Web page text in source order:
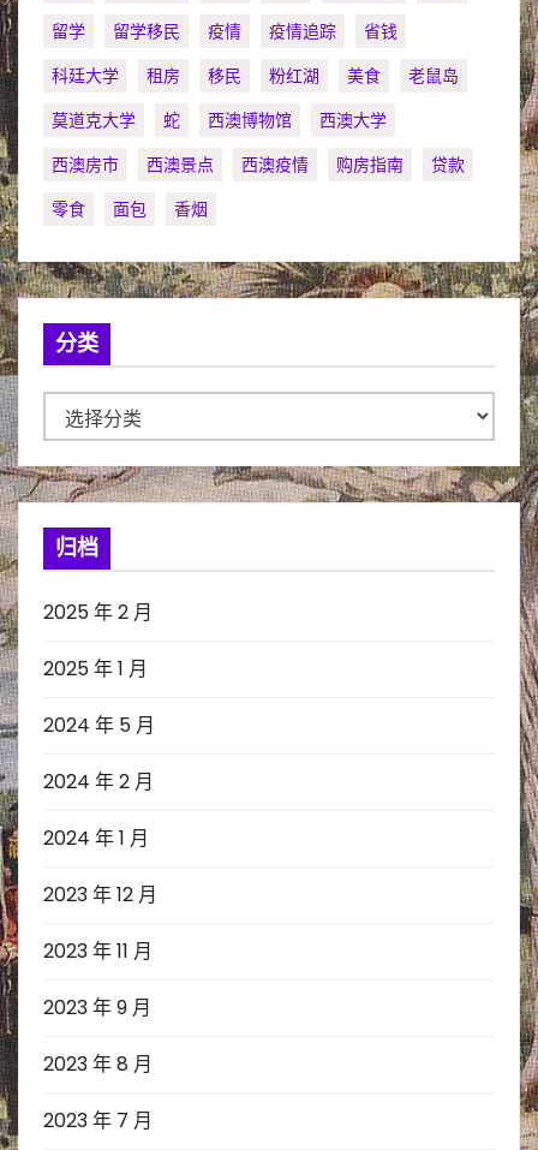
留学
留学移民 疫情 疫情追踪
省钱
科廷大学
租房 移民 粉红湖 美食
老鼠岛
莫道克大学
蛇 西澳博物馆
西澳大学
西澳房市
西澳景点 西澳疫情 购房指南
贷款
零食
面包 香烟
分类
类
归档
2025 年 2 月
2025 年 1 月
2024 年 5 月
2024 年 2 月
2024 年 1 月
2023 年 12 月
2023 年 11 月
2023 年 9 月
2023 年 8 月
2023 年 7 月